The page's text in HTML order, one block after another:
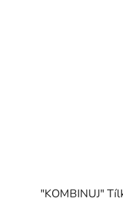
"KOMBINUJ"